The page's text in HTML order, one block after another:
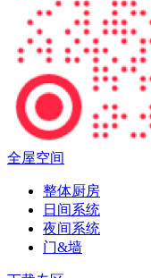
全屋空间
整体厨房
日间系统
夜间系统
门&墙